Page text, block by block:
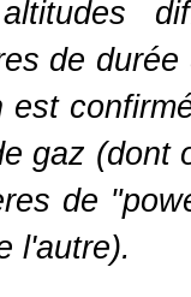
de
est
gaz (dont
de
l'autre).